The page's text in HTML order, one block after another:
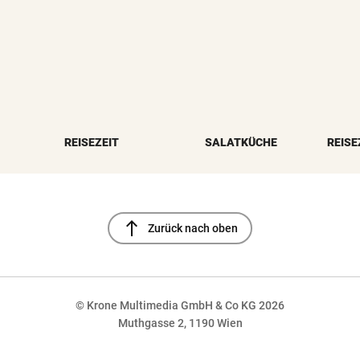
REISEZEIT SALATKÜCHE
north Zurück nach oben
© Krone Multimedia GmbH & Co KG 2026
Muthgasse 2, 1190 Wien